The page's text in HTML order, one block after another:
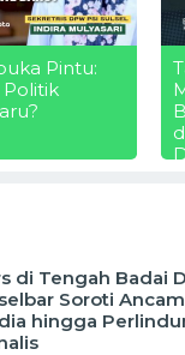
Pintu:
Politik
di Tengah Badai
Soroti
hingga